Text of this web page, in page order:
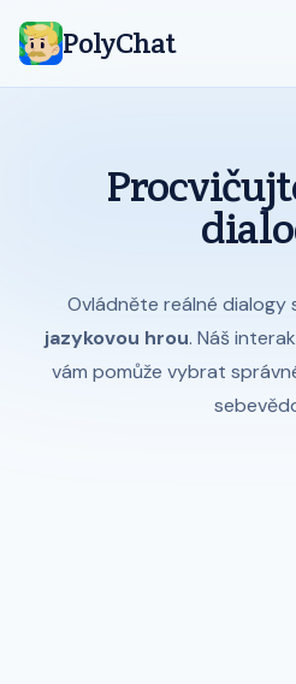
PolyChat
Ovládněte reálné dialogy
jazykovou hrou. Náš
vám pomůže vybrat